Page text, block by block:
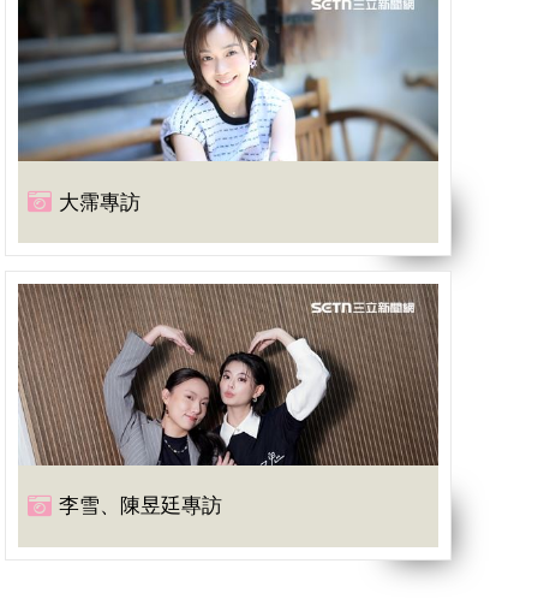
大霈專訪
李雪、陳昱廷專訪